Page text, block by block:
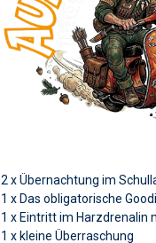
2 x Übernachtung im
1 x Das obligatorische
1 x Eintritt im Harzdrenalin
1 x kleine Überraschung